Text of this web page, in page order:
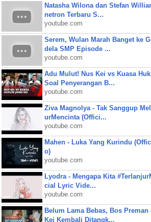
Natasha Wilona dan Stefan
netron Terbaru S...
youtube.com
Serem, Wulan Marah Banget ke
dela SMP Episode ...
youtube.com
Adu Mulut! Nus Kei vs Kuasa
Soal Penyerangan B...
youtube.com
Ziva Magnolya - Tak Sanggup
urMencinta (Offici...
youtube.com
Mahen - Luka Yang Kurindu
o)
youtube.com
Lyodra - Mengapa Kita
cial Lyric Vide...
youtube.com
Belum Lama Bebas, Bos Preman
Kei Kembali Ditangk...